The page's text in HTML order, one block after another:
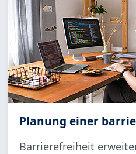
Planung einer
Barrierefreiheit